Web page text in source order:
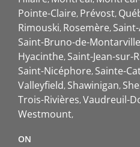
Pointe-Claire Prévost
Rimouski Rosemère
Saint-Bruno-de-Montarville
Hyacinthe Saint-Jean-sur-
Saint-Nicéphore Sainte-
Valleyfield Shawinigan
Trois-Rivières Vaudreuil-
Westmount
ON